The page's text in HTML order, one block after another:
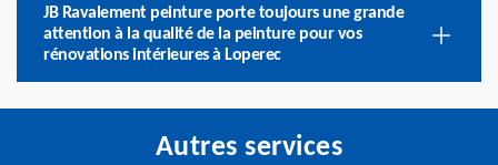
JB Ravalement peinture porte toujours une grande
attention à la qualité de la peinture pour vos
rénovations intérieures à Loperec
Autres services